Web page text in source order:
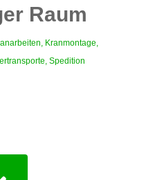
Raum
, Kranmontage,
,Spedition